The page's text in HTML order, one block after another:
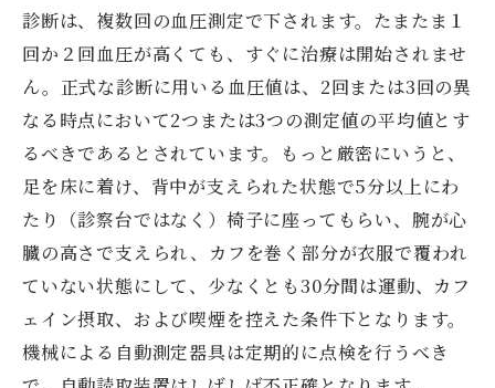
診断は、複数回の血圧測定で下されます。たまたま１
回か２回血圧が高くても、すぐに治療は開始されませ
ん。正式な診断に用いる血圧値は、2回または3回の異
なる時点において2つまたは3つの測定値の平均値とす
るべきであるとされています。もっと厳密にいうと、
足を床に着け、背中が支えられた状態で5分以上にわ
たり（診察台ではなく）椅子に座ってもらい、腕が心
臓の高さで支えられ、カフを巻く部分が衣服で覆われ
ていない状態にして、少なくとも30分間は運動、カフ
ェイン摂取、および喫煙を控えた条件下となります。
機械による自動測定器具は定期的に点検を行うべき